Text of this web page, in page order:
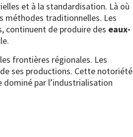
et à la standardisation. Là où
méthodes traditionnelles. Les
continuent de produire des eaux-
frontières régionales. Les
ses productions. Cette notoriété
dominé par l’industrialisation